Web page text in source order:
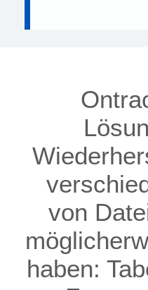
von
haben: